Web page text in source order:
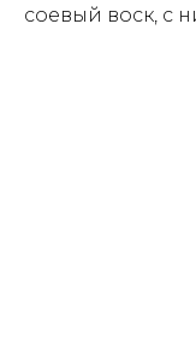
соевый воск, с